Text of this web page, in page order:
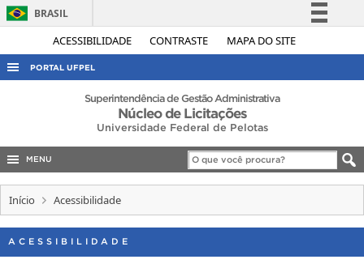
ACESSIBILIDADE CONTRASTE MAPA DO SITE
BRASIL
Simplifique!
Acesso à informação
Canais
PORTAL UFPEL
ACESSO À INFORMAÇÃO
EDITAIS
Superintendência de Gestão Administrativa
Núcleo de Licitações
Universidade Federal de Pelotas
MENU
Início Acessibilidade
ACESSIBILIDADE